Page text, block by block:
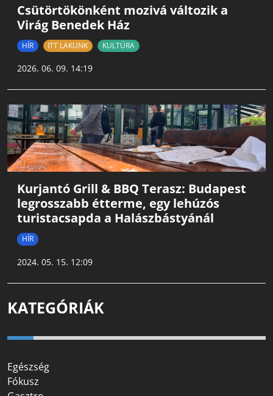
Csütörtökönként mozivá változik a
Virág Benedek Ház
HÍR ITT LAKUNK KULTÚRA
2026. 06. 09. 14:19
Kurjantó Grill & BBQ Terasz: Budapest
legrosszabb étterme, egy lehúzós
turistacsapda a Halászbástyánál
HÍR
2024. 05. 15. 12:09
KATEGÓRIÁK
Egészség
Fókusz